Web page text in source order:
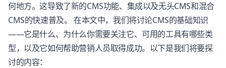
何地方。这导致了新的CMS功能、集成以及无头CMS和混合
CMS的快速普及。 在本文中，我们将讨论CMS的基础知识
——它是什么、为什么你需要关注它、可用的工具有哪些类
型，以及它如何帮助营销人员取得成功。以下是我们将要探
讨的内容：